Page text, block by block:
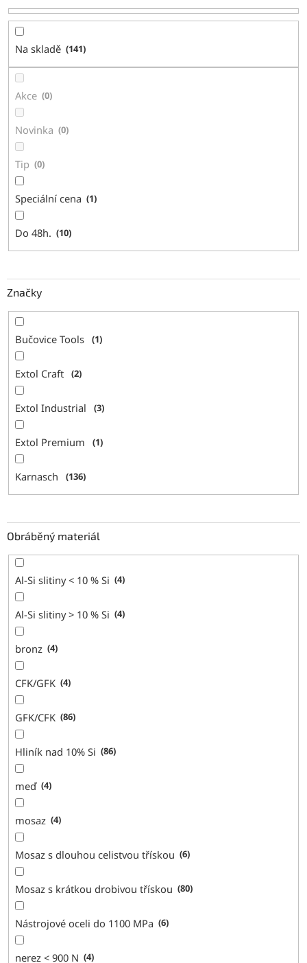
o
d
t
Na skladě 141
Akce 0
Novinka 0
Tip 0
Speciální cena 1
Do 48h. 10
Značky
Bučovice Tools 1
Extol Craft 2
Extol Industrial 3
Extol Premium 1
Karnasch 136
Obráběný materiál
Al-Si slitiny < 10 % Si 4
Al-Si slitiny > 10 % Si 4
bronz 4
CFK/GFK 4
GFK/CFK 86
Hliník nad 10% Si 86
meď 4
mosaz 4
Mosaz s dlouhou celistvou třískou 6
Mosaz s krátkou drobivou třískou 80
Nástrojové oceli do 1100 MPa 6
nerez < 900 N 4